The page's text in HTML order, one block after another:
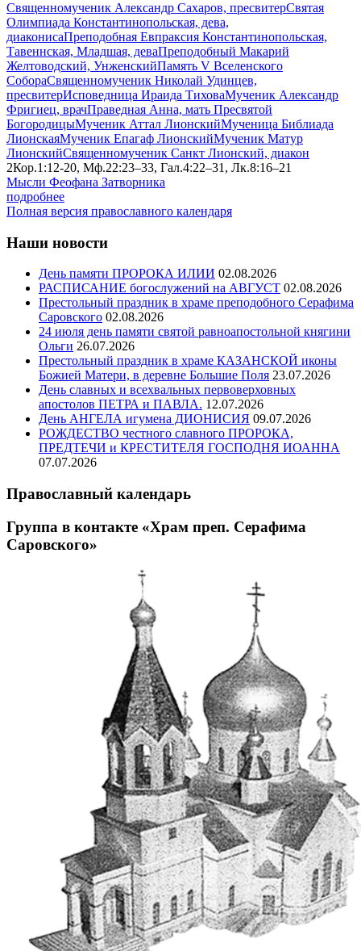
Священномученик Александр Сахаров, пресвитерСвятая
Олимпиада Константинопольская, дева,
диаконисаПреподобная Евпраксия Константинопольская,
Тавеннская, Младшая, деваПреподобный Макарий
Желтоводский, УнженскийПамять V Вселенского
СобораСвященномученик Николай Удинцев,
пресвитерИсповедница Ираида ТиховаМученик Александр
Фригиец, врачПраведная Анна, мать Пресвятой
БогородицыМученик Аттал ЛионскийМученица Библиада
ЛионскаяМученик Епагаф ЛионскийМученик Матур
ЛионскийСвященномученик Санкт Лионский, диакон
2Кор.1:12-20, Мф.22:23–33, Гал.4:22–31, Лк.8:16–21
Мысли Феофана Затворника
подробнее
Полная версия православного календаря
Наши новости
День памяти ПРОРОКА ИЛИИ 02.08.2026
РАСПИСАНИЕ богослужений на АВГУСТ 02.08.2026
Престольный праздник в храме преподобного Серафима
Саровского 02.08.2026
24 июля день памяти святой равноапостольной княгини
Ольги 26.07.2026
Престольный праздник в храме КАЗАНСКОЙ иконы
Божией Матери, в деревне Большие Поля 23.07.2026
День славных и всехвальных первоверховных
апостолов ПЕТРА и ПАВЛА. 12.07.2026
День АНГЕЛА игумена ДИОНИСИЯ 09.07.2026
РОЖДЕСТВО честного славного ПРОРОКА,
ПРЕДТЕЧИ и КРЕСТИТЕЛЯ ГОСПОДНЯ ИОАННА
07.07.2026
Православный календарь
Группа в контакте «Храм преп. Серафима
Саровского»